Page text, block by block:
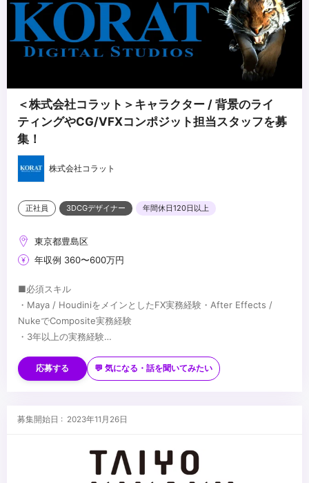
＜株式会社コラット＞キャラクター / 背景のライ
ティングやCG/VFXコンポジット担当スタッフを募
集！
株式会社コラット
正社員 3DCGデザイナー 年間休日120日以上
東京都豊島区
年収例 360〜600万円
■必須スキル
・Maya / HoudiniをメインとしたFX実務経験・After Effects /
NukeでComposite実務経験
・3年以上の実務経験
・MEL、Python、Houdini Scriptを理解してAssetを作った経験
※使用するScriptは何でも構いません。
※Houdini Engineを使いUnreal Engine、Unity等でFX製作経験
・後進の指導経験（リード以上）
・マネジメント経験（部下5人以上、マネジメントの実務経験3年以
...
応募する 💬 気になる・話を聞いてみたい
募集開始日 : 2023年11月26日